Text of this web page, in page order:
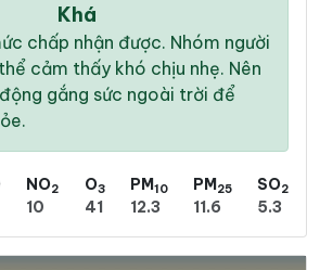
Khá
chấp nhận được. Nhóm người
cảm thấy khó chịu nhẹ. Nên
gắng sức ngoài trời để
NO2
10
O3
41
PM10
12.3
PM25
11.6
SO2
5.3